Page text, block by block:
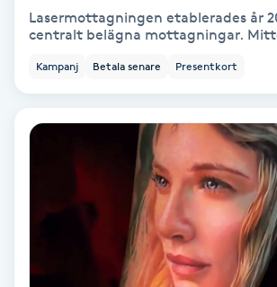
Svensk massage
Svettbehandling
Lasermottagningen etablerades år
centralt belägna mottagningar.
Kampanj Betala senare Presentkort